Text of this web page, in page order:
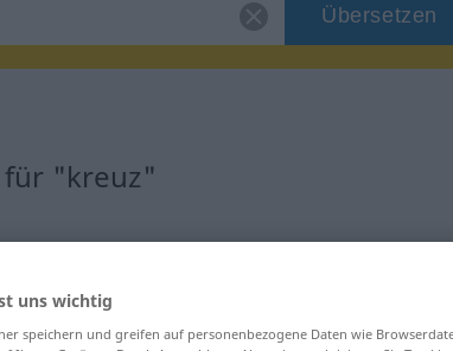
Übersetzen
für "kreuz"
uns wichtig
speichern und greifen auf personenbezogene Daten wie